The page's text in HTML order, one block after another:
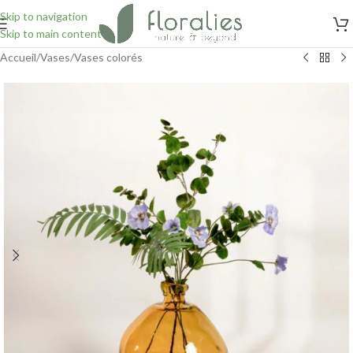
Skip to navigation
Skip to main content
Accueil/Vases/Vases colorés